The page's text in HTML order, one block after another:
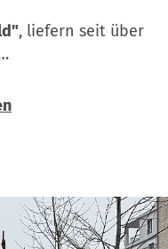
, liefern seit über